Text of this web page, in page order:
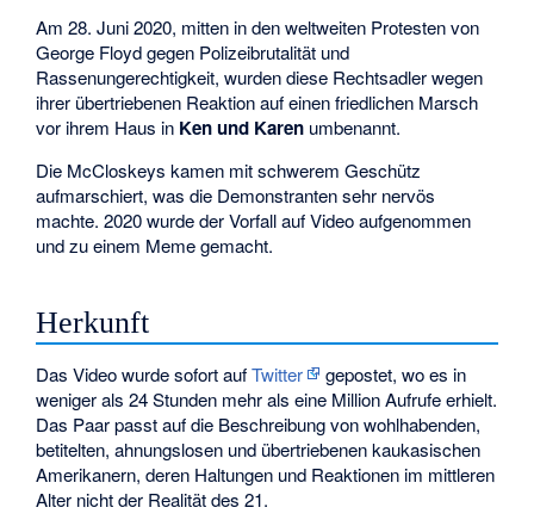
Am 28. Juni 2020, mitten in den weltweiten Protesten von
George Floyd gegen Polizeibrutalität und
Rassenungerechtigkeit, wurden diese Rechtsadler wegen
ihrer übertriebenen Reaktion auf einen friedlichen Marsch
vor ihrem Haus in Ken und Karen umbenannt.
Die McCloskeys kamen mit schwerem Geschütz
aufmarschiert, was die Demonstranten sehr nervös
machte. 2020 wurde der Vorfall auf Video aufgenommen
und zu einem Meme gemacht.
Herkunft
Das Video wurde sofort aufTwitter
gepostet, wo es in
weniger als 24 Stunden mehr als eine Million Aufrufe erhielt.
Das Paar passt auf die Beschreibung von wohlhabenden,
betitelten, ahnungslosen und übertriebenen kaukasischen
Amerikanern, deren Haltungen und Reaktionen im mittleren
Alter nicht der Realität des 21.